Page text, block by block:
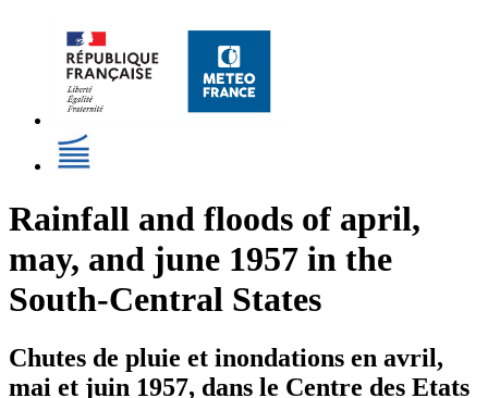
Rainfall and floods of april,
may, and june 1957 in the
South-Central States
Chutes de pluie et inondations en avril,
mai et juin 1957, dans le Centre des Etats